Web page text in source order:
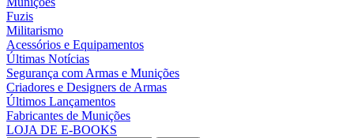
Fuzis
Militarismo
Acessórios e Equipamentos
Últimas Notícias
Segurança com Armas e Munições
Criadores e Designers de Armas
Últimos Lançamentos
Fabricantes de Munições
LOJA DE E-BOOKS